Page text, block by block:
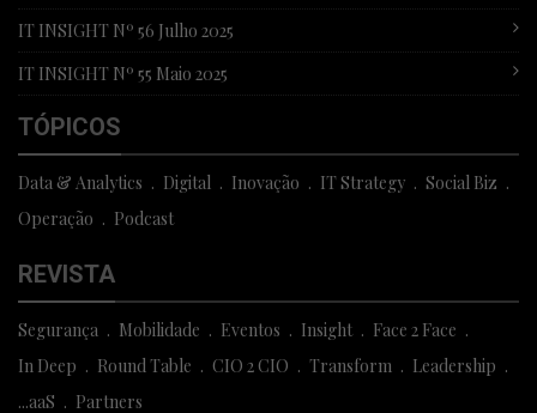
IT INSIGHT Nº 56 Julho 2025
IT INSIGHT Nº 55 Maio 2025
TÓPICOS
Data & Analytics Digital Inovação IT Strategy
Social Biz
Operação
Podcast
REVISTA
Segurança Mobilidade Eventos Insight
Face 2 Face
In Deep
Round Table CIO 2 CIO Transform
Leadership
...aaS
Partners